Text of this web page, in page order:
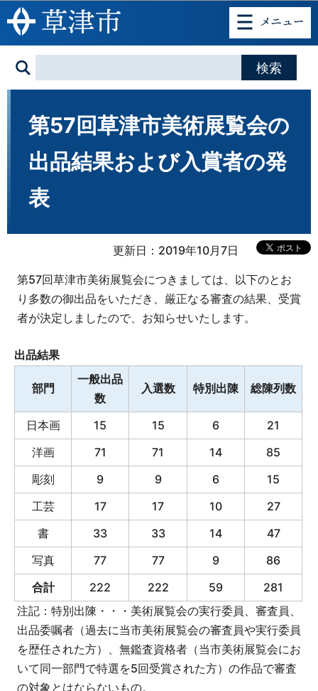
このページの本文へ移動
第57回草津市美術展覧会の
出品結果および入賞者の発
表
更新日：2019年10月7日
第57回草津市美術展覧会につきましては、以下のとお
り多数の御出品をいただき、厳正なる審査の結果、受賞
者が決定しましたので、お知らせいたします。
出品結果
部門
一般出品
数
入選数 特別出陳 総陳列数
日本画 15 15 6
21
洋画
71 71 14
85
彫刻
9 9 6
15
工芸
17 17 10
27
書
33 33 14
47
写真
77 77 9
86
合計
222 222 59
281
注記：特別出陳・・・美術展覧会の実行委員、審査員、
出品委嘱者（過去に当市美術展覧会の審査員や実行委員
を歴任された方）、無鑑査資格者（当市美術展覧会にお
いて同一部門で特選を5回受賞された方）の作品で審査
の対象とはならないもの。